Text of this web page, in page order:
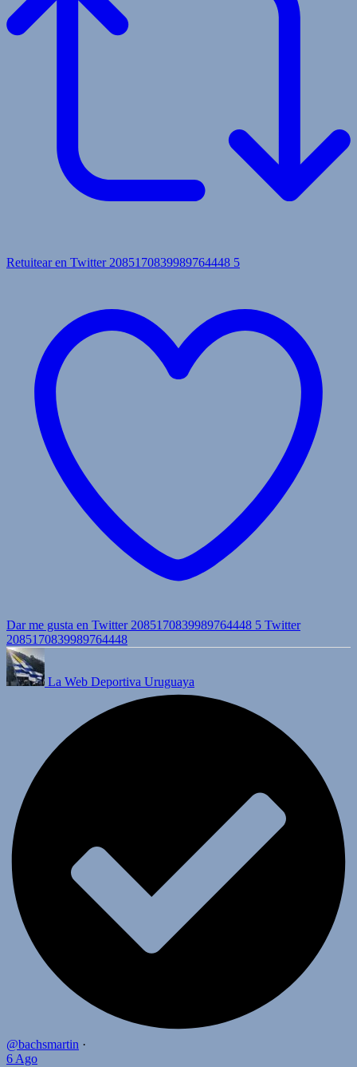
Retuitear en Twitter 2085170839989764448 5
Dar me gusta en Twitter 2085170839989764448 5 Twitter
2085170839989764448
La Web Deportiva Uruguaya
@bachsmartin ·
6 Ago